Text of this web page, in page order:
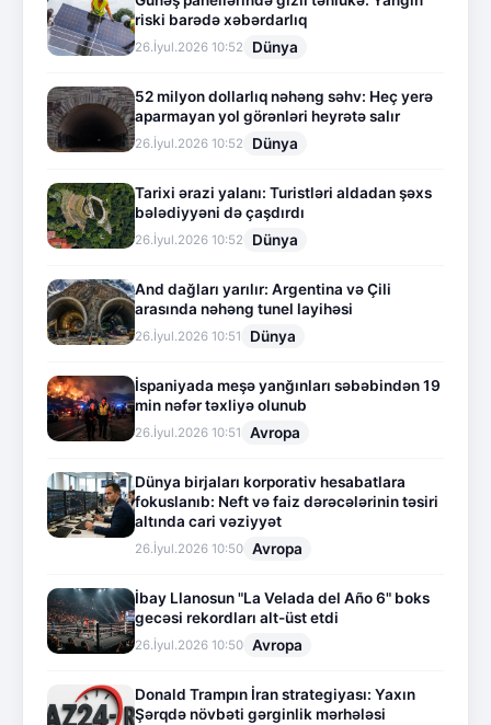
riski barədə xəbərdarlıq
26.İyul.2026 10:52 Dünya
52 milyon dollarlıq nəhəng səhv: Heç yerə
aparmayan yol görənləri heyrətə salır
26.İyul.2026 10:52 Dünya
Tarixi ərazi yalanı: Turistləri aldadan şəxs
bələdiyyəni də çaşdırdı
26.İyul.2026 10:52 Dünya
And dağları yarılır: Argentina və Çili
arasında nəhəng tunel layihəsi
26.İyul.2026 10:51 Dünya
İspaniyada meşə yanğınları səbəbindən 19
min nəfər təxliyə olunub
26.İyul.2026 10:51 Avropa
Dünya birjaları korporativ hesabatlara
fokuslanıb: Neft və faiz dərəcələrinin təsiri
altında cari vəziyyət
26.İyul.2026 10:50 Avropa
İbay Llanosun "La Velada del Año 6" boks
gecəsi rekordları alt-üst etdi
26.İyul.2026 10:50 Avropa
Donald Trampın İran strategiyası: Yaxın
Şərqdə növbəti gərginlik mərhələsi